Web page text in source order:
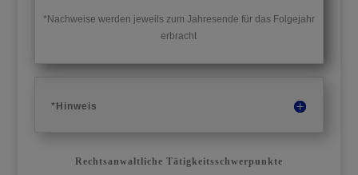
*Nachweise werden jeweils zum Jahresende für das Folgejahr
erbracht
*Hinweis
Rechtsanwaltliche Tätigkeitsschwerpunkte